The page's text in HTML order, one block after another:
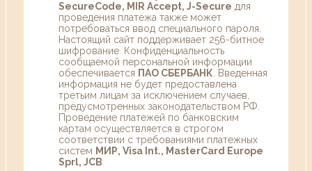
SecureCode, MIR Accept, J-Secure для
проведения платежа также может
потребоваться ввод специального пароля.
Настоящий сайт поддерживает 256-битное
шифрование. Конфиденциальность
сообщаемой персональной информации
обеспечивается ПАО СБЕРБАНК . Введенная
информация не будет предоставлена
третьим лицам за исключением случаев,
предусмотренных законодательством РФ.
Проведение платежей по банковским
картам осуществляется в строгом
соответствии с требованиями платежных
систем МИР, Visa Int., MasterCard Europe
Sprl, JCB